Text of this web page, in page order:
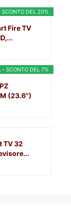
SCONTO DEL 20%
Fire TV
- SCONTO DEL 7%
(23.6")
TV 32